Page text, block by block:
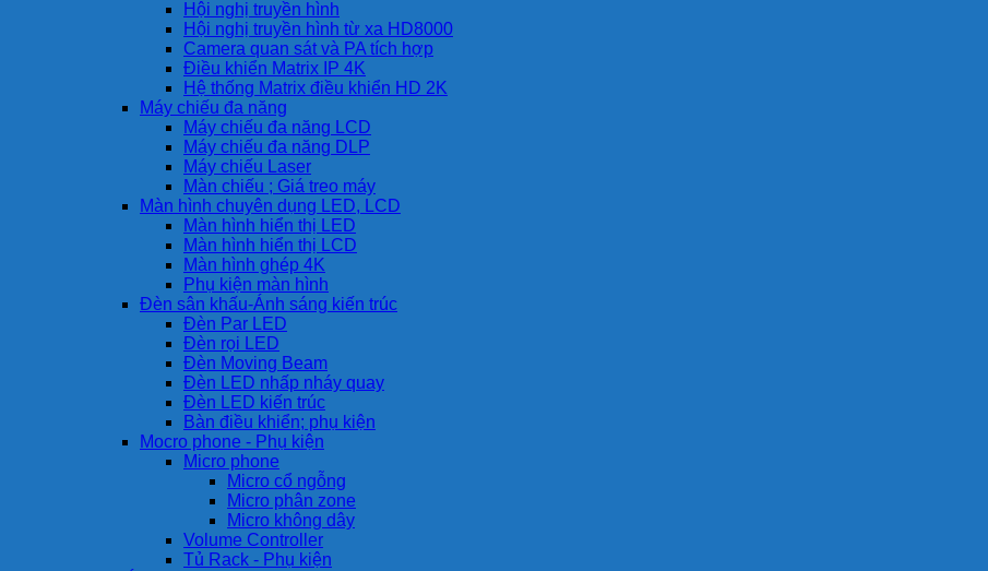
Hội nghị truyền hình
Hội nghị truyền hình từ xa HD8000
Camera quan sát và PA tích hợp
Điều khiển Matrix IP 4K
Hệ thống Matrix điều khiển HD 2K
Máy chiếu đa năng
Máy chiếu đa năng LCD
Máy chiếu đa năng DLP
Máy chiếu Laser
Màn chiếu ; Giá treo máy
Màn hình chuyên dụng LED, LCD
Màn hình hiển thị LED
Màn hình hiển thị LCD
Màn hình ghép 4K
Phụ kiện màn hình
Đèn sân khấu-Ánh sáng kiến trúc
Đèn Par LED
Đèn rọi LED
Đèn Moving Beam
Đèn LED nhấp nháy quay
Đèn LED kiến trúc
Bàn điều khiển; phụ kiện
Mocro phone - Phụ kiện
Micro phone
Micro cổ ngỗng
Micro phân zone
Micro không dây
Volume Controller
Tủ Rack - Phụ kiện